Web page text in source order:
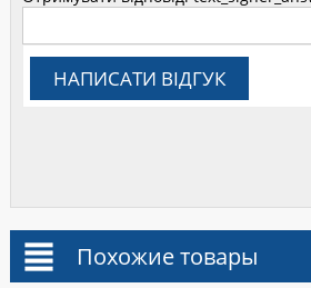
НАПИСАТИ ВІДГУК
Похожие товары